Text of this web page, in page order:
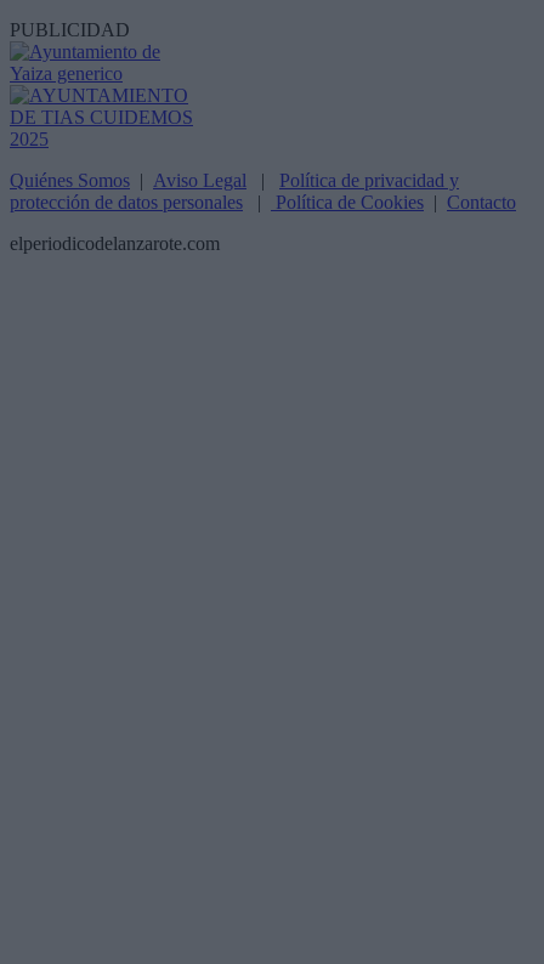
PUBLICIDAD
Quiénes Somos | Aviso Legal | Política de privacidad y
protección de datos personales | Política de Cookies | Contacto
elperiodicodelanzarote.com